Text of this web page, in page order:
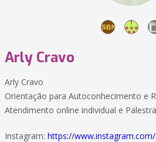
Arly Cravo
Arly Cravo
Orientação para Autoconhecimento e
Atendimento online individual e
Instagram: https://